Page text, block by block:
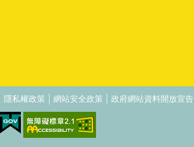
隱私權政策 網站安全政策 政府網站資料開放宣告